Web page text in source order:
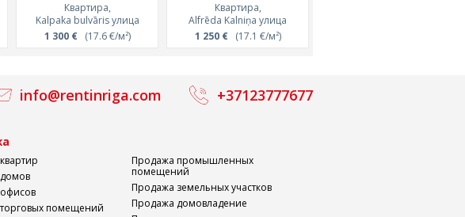
Квартира,
Stabu улица, 76м²
289 200 €(3761 €/м²)
Квартира,
Stabu улица, 104м²
375 345 €(3596 €/м²)
Квартира,
Kalpaka bulvāris улица
1 300 €(17.6 €/м²)
Квартира,
Alfrēda Kalniņa улица
1 250 €(17.1 €/м²)
info@rentinriga.com +37123777677
помещений
Продажа промышленных
помещений
Продажа земельных участков
Продажа домовладение